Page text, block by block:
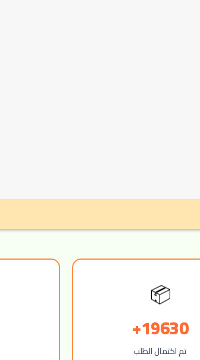
📦
19630+
تم اكتمال الطلب